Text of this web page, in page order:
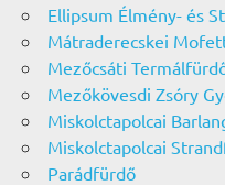
Ellipsum Élmény- és
Mátraderecskei
Mezőcsáti
Mezőkövesdi Zsóry
Miskolctapolcai
Miskolctapolcai
Parádfürdő